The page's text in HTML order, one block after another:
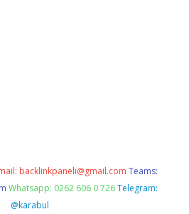
backlinkpaneli@gmail.com Teams:
Whatsapp: 0262 606 0 726 Telegram:
@karabul